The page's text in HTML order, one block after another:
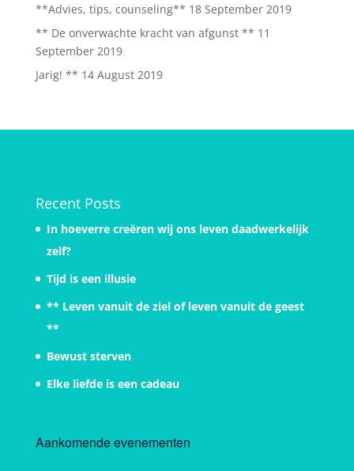
**Advies, tips, counseling** 18 September 2019
** De onverwachte kracht van afgunst ** 11
September 2019
Jarig! ** 14 August 2019
Recent Posts
In hoeverre creëren wij ons leven daadwerkelijk
zelf?
Tijd is een illusie
** Leven vanuit de ziel of leven vanuit de geest
**
Bewust sterven
Elke liefde is een cadeau
Aankomende evenementen